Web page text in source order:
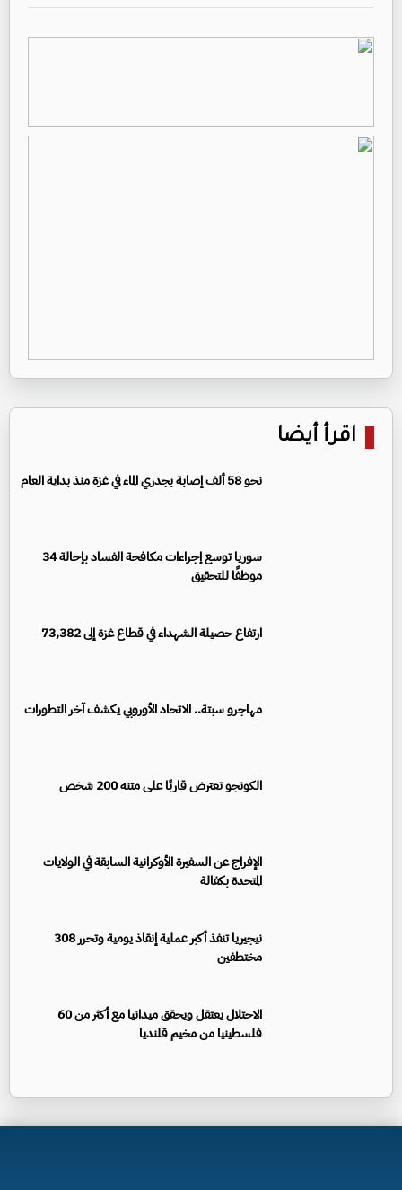
اقرأ أيضا
نحو 58 ألف إصابة بجدري الماء في غزة منذ بداية العام
سوريا توسع إجراءات مكافحة الفساد بإحالة 34
موظفًا للتحقيق
ارتفاع حصيلة الشهداء في قطاع غزة إلى 73,382
مهاجرو سبتة.. الاتحاد الأوروبي يكشف آخر التطورات
الكونجو تعترض قاربًا على متنه 200 شخص
الإفراج عن السفيرة الأوكرانية السابقة في الولايات
المتحدة بكفالة
نيجيريا تنفذ أكبر عملية إنقاذ يومية وتحرر 308
مختطفين
الاحتلال يعتقل ويحقق ميدانيا مع أكثر من 60
فلسطينيا من مخيم قلنديا